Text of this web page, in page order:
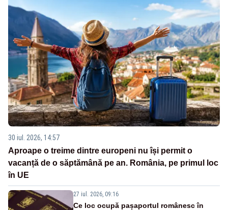
30 iul. 2026, 14:57
Aproape o treime dintre europeni nu își permit o
vacanță de o săptămână pe an. România, pe primul loc
în UE
27 iul. 2026, 09:16
Ce loc ocupă pașaportul românesc în